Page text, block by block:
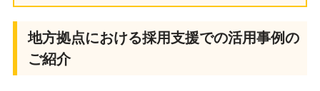
地方拠点における採用支援での活用事例の
ご紹介